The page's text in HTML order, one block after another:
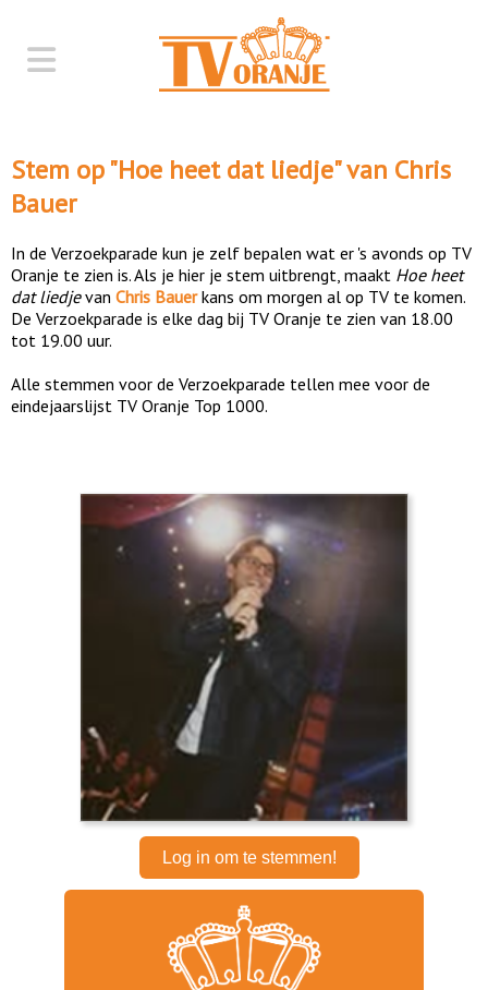
Stem op "Hoe heet dat liedje" van Chris
Bauer
In de Verzoekparade kun je zelf bepalen wat er 's avonds op TV
Oranje te zien is. Als je hier je stem uitbrengt, maakt Hoe heet
dat liedjevan Chris Bauerkans om morgen al op TV te komen.
De Verzoekparade is elke dag bij TV Oranje te zien van 18.00
tot 19.00 uur.
Alle stemmen voor de Verzoekparade tellen mee voor de
eindejaarslijst TV Oranje Top 1000.
Log in om te stemmen!